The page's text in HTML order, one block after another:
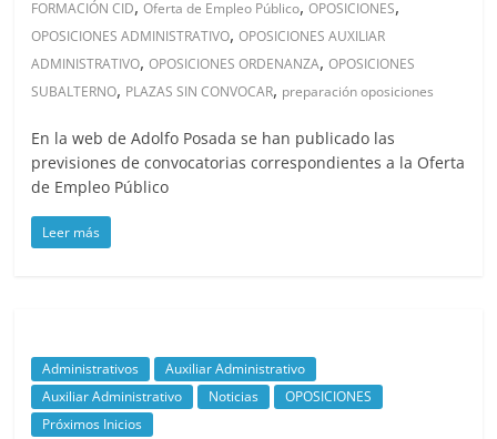
FORMACIÓN CID,Oferta de Empleo Público,OPOSICIONES,
OPOSICIONES ADMINISTRATIVO,OPOSICIONES AUXILIAR
ADMINISTRATIVO,OPOSICIONES ORDENANZA,OPOSICIONES
SUBALTERNO, PLAZAS SIN CONVOCAR, preparación oposiciones
En la web de Adolfo Posada se han publicado las
previsiones de convocatorias correspondientes a la Oferta
de Empleo Público
Leer más
Administrativos
Auxiliar Administrativo
Auxiliar Administrativo
Noticias
OPOSICIONES
Próximos Inicios